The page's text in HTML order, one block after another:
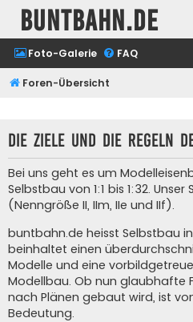
buntbahn.de
Foto-Galerie FAQ
Foren-Übersicht
Die Ziele und die Regeln
Bei uns geht es um
Selbstbau von 1:1 bis 1:32. Unser
(Nenngröße II, IIm, IIe und IIf).
buntbahn.de heisst Selbstbau
beinhaltet einen
Modelle und eine
Modellbau. Ob nun glaubhafte
nach Plänen gebaut wird, ist
Bedeutung.